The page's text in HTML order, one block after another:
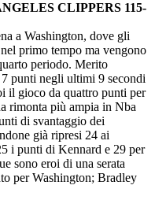
CLIPPERS 115-
a Washington, dove gli
primo tempo ma vengono
periodo. Merito
punti negli ultimi 9 secondi
il gioco da quattro punti per
rimonta più ampia in Nba
di svantaggio dei
già ripresi 24 ai
i punti di Kennard e 29 per
sono eroi di una serata
per Washington; Bradley